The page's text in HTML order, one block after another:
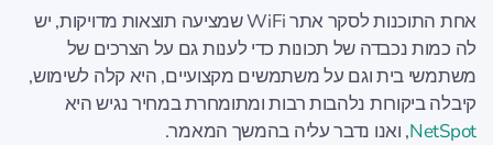
אחת התוכנות לסקר אתר WiFi שמציעה תוצאות מדויקות, יש
לה כמות נכבדה של תכונות כדי לענות גם על הצרכים של
משתמשי בית וגם על משתמשים מקצועיים, היא קלה לשימוש,
קיבלה ביקורות נלהבות רבות ומתומחרת במחיר נגיש היא
NetSpot, ואנו נדבר עליה בהמשך המאמר.